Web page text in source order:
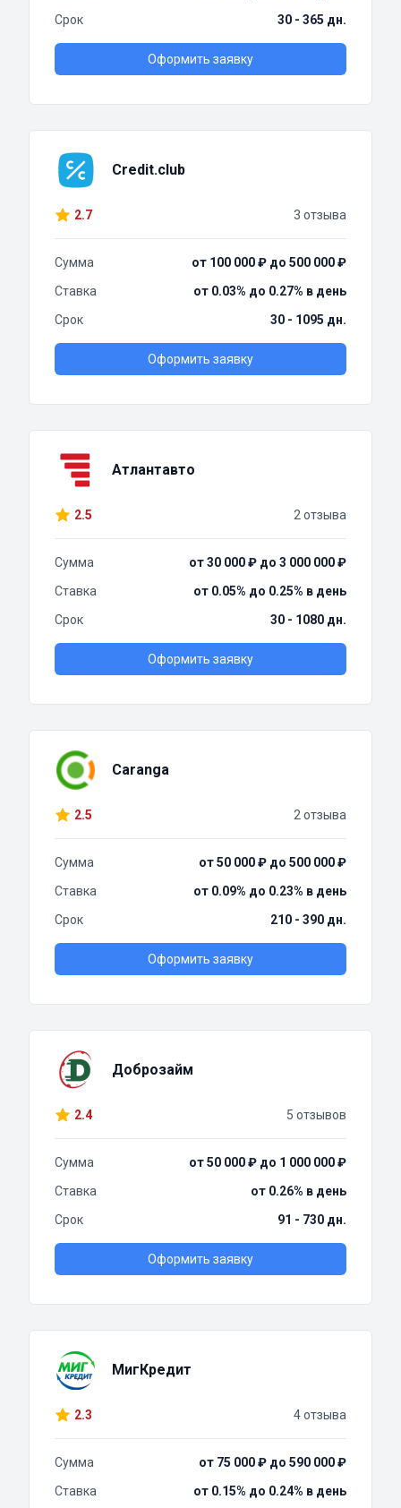
Срок
30 - 365 дн.
Оформить заявку
Credit.club
2.7 3 отзыва
Сумма
от 100 000 ₽ до 500 000 ₽
Ставка
от 0.03% до 0.27% в день
Срок
30 - 1095 дн.
Оформить заявку
Атлантавто
2.5 2 отзыва
Сумма
от 30 000 ₽ до 3 000 000 ₽
Ставка
от 0.05% до 0.25% в день
Срок
30 - 1080 дн.
Оформить заявку
Caranga
2.5 2 отзыва
Сумма
от 50 000 ₽ до 500 000 ₽
Ставка
от 0.09% до 0.23% в день
Срок
210 - 390 дн.
Оформить заявку
Доброзайм
2.4 5 отзывов
Сумма
от 50 000 ₽ до 1 000 000 ₽
Ставка
от 0.26% в день
Срок
91 - 730 дн.
Оформить заявку
МигКредит
2.3 4 отзыва
Сумма
от 75 000 ₽ до 590 000 ₽
Ставка
от 0.15% до 0.24% в день